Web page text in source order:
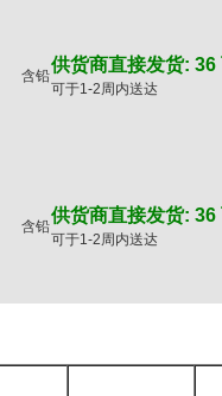
含铅
供货商直接发货:
可于1-2周内送达
含铅
供货商直接发货:
可于1-2周内送达